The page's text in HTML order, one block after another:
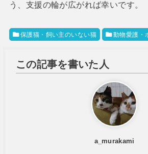
う、支援の輪が広がれば幸いです。
保護猫・飼い主のいない猫 動物愛護・
この記事を書いた人
a_murakami